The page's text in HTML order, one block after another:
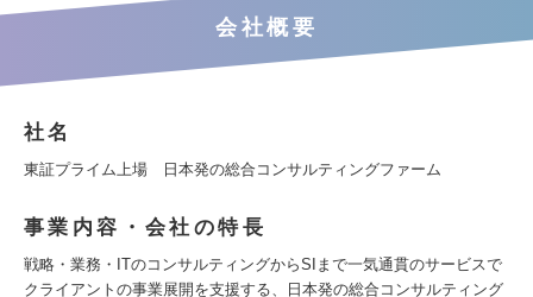
会社概要
社名
東証プライム上場 日本発の総合コンサルティングファーム
事業内容・会社の特長
戦略・業務・ITのコンサルティングからSIまで一気通貫のサービスで
クライアントの事業展開を支援する、日本発の総合コンサルティング